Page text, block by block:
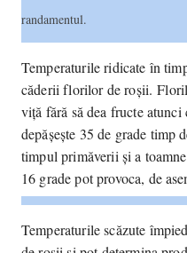
randamentul.
Temperaturile ridicate în
căderii florilor de roșii.
viță fără să dea fructe
depășește 35 de grade timp
timpul primăverii și a
16 grade pot provoca, de
Temperaturile scăzute